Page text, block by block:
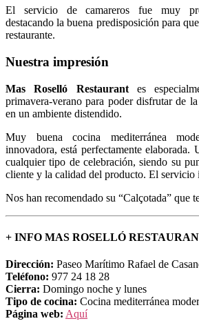
El servicio de camareros fue muy
destacando la buena predisposición para
restaurante.
Nuestra impresión
Mas Roselló Restaurantes
primavera-verano para poder disfrutar de
en un ambiente distendido.
Muy buena cocina mediterránea
innovadora, está perfectamente elaborada.
cualquier tipo de celebración, siendo su
cliente y la calidad del producto. El servicio
Nos han recomendado su “Calçotada” que
+ INFO MAS ROSELLÓ
Dirección: Paseo Marítimo Rafael de
Teléfono: 977 24 18 28
Cierra: Domingo noche y lunes
Tipo de cocina: Cocina mediterránea
Página web: Aquí